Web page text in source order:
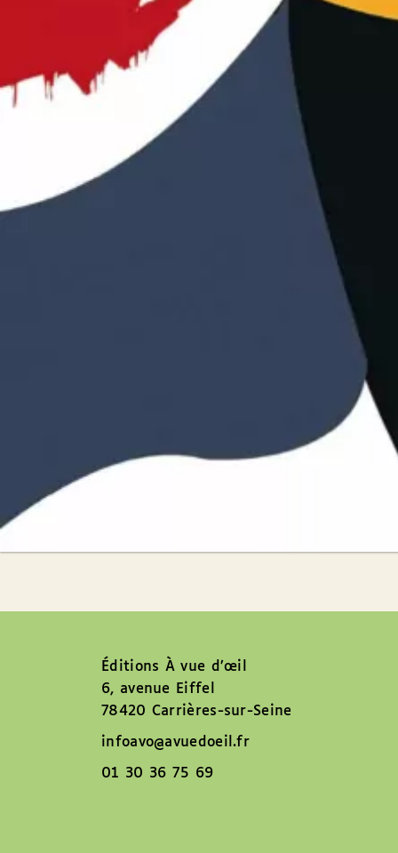
Éditions À vue d’œil
6, avenue Eiffel
78420 Carrières-sur-Seine
infoavo@avuedoeil.fr
01 30 36 75 69